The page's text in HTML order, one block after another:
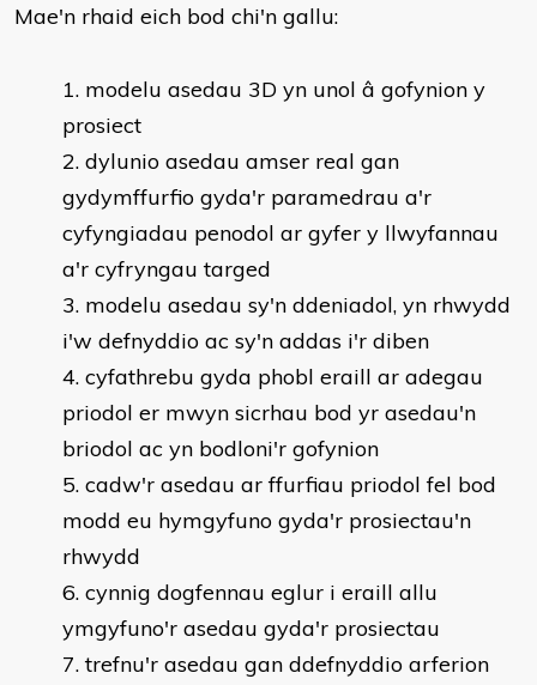
Mae'n rhaid eich bod chi'n gallu:
​modelu asedau 3D yn unol â gofynion y
prosiect
dylunio asedau amser real gan
gydymffurfio gyda'r paramedrau a'r
cyfyngiadau penodol ar gyfer y llwyfannau
a'r cyfryngau targed
modelu asedau sy'n ddeniadol, yn rhwydd
i'w defnyddio ac sy'n addas i'r diben
cyfathrebu gyda phobl eraill ar adegau
priodol er mwyn sicrhau bod yr asedau'n
briodol ac yn bodloni'r gofynion
cadw'r asedau ar ffurfiau priodol fel bod
modd eu hymgyfuno gyda'r prosiectau'n
rhwydd
cynnig dogfennau eglur i eraill allu
ymgyfuno'r asedau gyda'r prosiectau
trefnu'r asedau gan ddefnyddio arferion